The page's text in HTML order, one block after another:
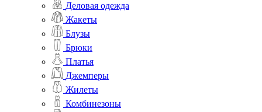
Деловая одежда
Жакеты
Блузы
Брюки
Платья
Джемперы
Жилеты
Комбинезоны